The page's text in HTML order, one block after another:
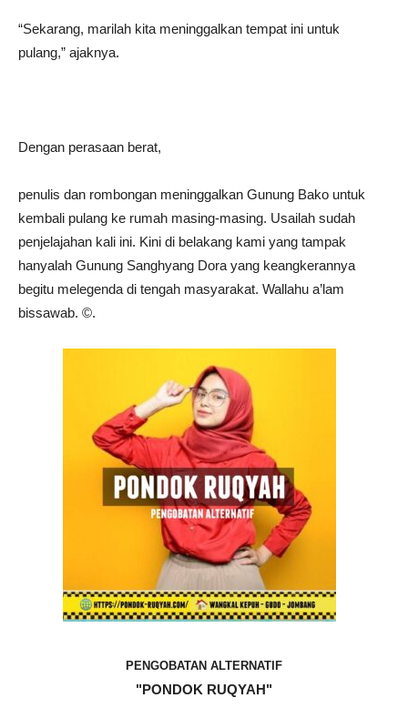
“Sekarang, marilah kita meninggalkan tempat ini untuk
pulang,” ajaknya.
Dengan perasaan berat,
penulis dan rombongan meninggalkan Gunung Bako untuk
kembali pulang ke rumah masing-masing. Usailah sudah
penjelajahan kali ini. Kini di belakang kami yang tampak
hanyalah Gunung Sanghyang Dora yang keangkerannya
begitu melegenda di tengah masyarakat. Wallahu a’lam
bissawab. ©️.
PENGOBATAN ALTERNATIF
"PONDOK RUQYAH"